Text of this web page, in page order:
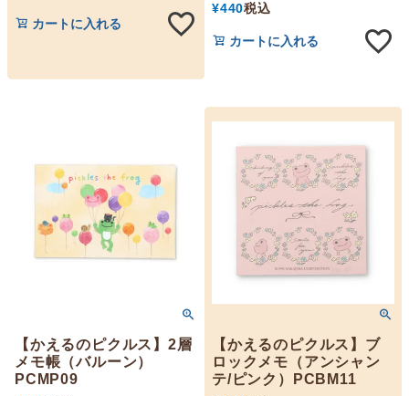
カートに入れる
¥440税込
カートに入れる
【かえるのピクルス】2層
メモ帳（バルーン）
PCMP09
【かえるのピクルス】ブ
ロックメモ（アンシャン
テ/ピンク）PCBM11